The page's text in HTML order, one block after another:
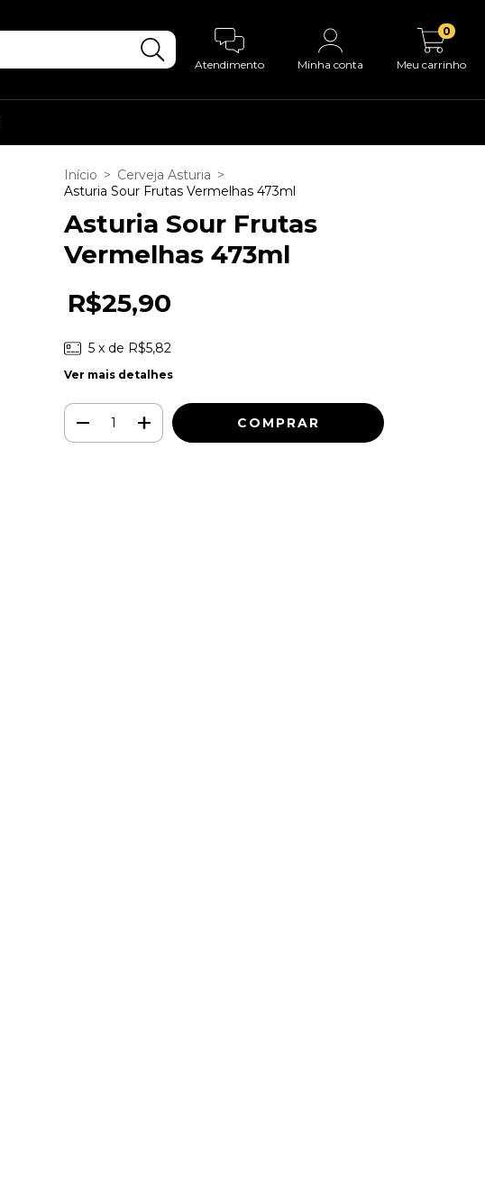
Atendimento Minha conta Meu carrinho
0
Início > Cerveja Asturia >
Asturia Sour Frutas Vermelhas 473ml
Asturia Sour Frutas
Vermelhas 473ml
R$25,90
5 x de R$5,82
Ver mais detalhes